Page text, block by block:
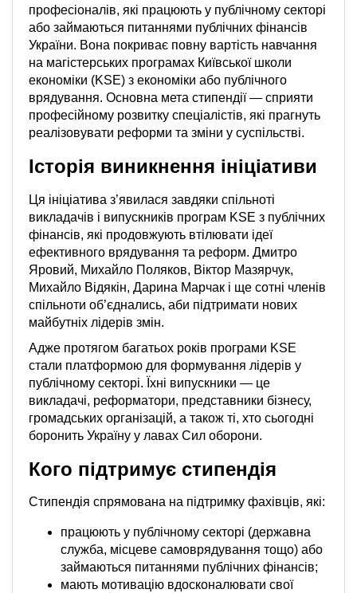
професіоналів, які працюють у публічному секторі
або займаються питаннями публічних фінансів
України. Вона покриває повну вартість навчання
на магістерських програмах Київської школи
економіки (KSE) з економіки або публічного
врядування. Основна мета стипендії — сприяти
професійному розвитку спеціалістів, які прагнуть
реалізовувати реформи та зміни у суспільстві.
Історія виникнення ініціативи
Ця ініціатива з’явилася завдяки спільноті
викладачів і випускників програм KSE з публічних
фінансів, які продовжують втілювати ідеї
ефективного врядування та реформ. Дмитро
Яровий, Михайло Поляков, Віктор Мазярчук,
Михайло Відякін, Дарина Марчак і ще сотні членів
спільноти об’єднались, аби підтримати нових
майбутніх лідерів змін.
Адже протягом багатьох років програми KSE
стали платформою для формування лідерів у
публічному секторі. Їхні випускники — це
викладачі, реформатори, представники бізнесу,
громадських організацій, а також ті, хто сьогодні
боронить Україну у лавах Сил оборони.
Кого підтримує стипендія
Стипендія спрямована на підтримку фахівців, які:
працюють у публічному секторі (державна
служба, місцеве самоврядування тощо) або
займаються питаннями публічних фінансів;
мають мотивацію вдосконалювати свої